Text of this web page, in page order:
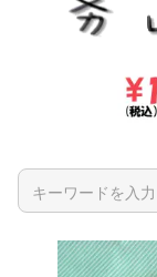
商品名やキーワ